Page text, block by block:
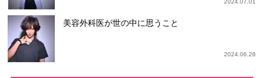
2024.07.01
美容外科医が世の中に思うこと
2024.06.28